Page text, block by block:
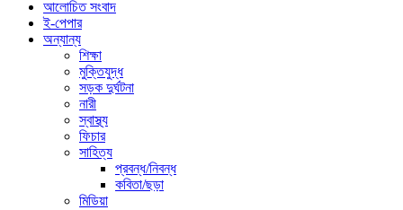
আলোচিত সংবাদ
ই-পেপার
অন্যান্য
শিক্ষা
মুক্তিযুদ্ধ
সড়ক দুর্ঘটনা
নারী
স্বাস্থ্য
ফিচার
সাহিত্য
প্রবন্ধ/নিবন্ধ
কবিতা/ছড়া
মিডিয়া